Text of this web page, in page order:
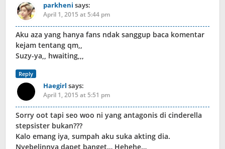
parkheni says:
April 1, 2015 at 5:44 pm
Aku aza yang hanya fans ndak sanggup baca komentar
kejam tentang qm,,
Suzy-ya,, hwaiting,,,
Reply
Haegirl says:
April 1, 2015 at 5:51 pm
Sorry oot tapi seo woo ni yang antagonis di cinderella
stepsister bukan???
Kalo emang iya, sumpah aku suka akting dia.
Nyebelinnya dapet banget… Hehehe…